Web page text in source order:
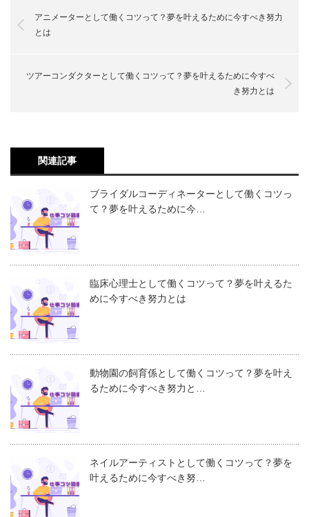
アニメーターとして働くコツって？夢を叶えるために今すべき努力
とは
ツアーコンダクターとして働くコツって？夢を叶えるために今すべ
き努力とは
関連記事
ブライダルコーディネーターとして働くコツっ
て？夢を叶えるために今…
臨床心理士として働くコツって？夢を叶えるた
めに今すべき努力とは
動物園の飼育係として働くコツって？夢を叶え
るために今すべき努力と…
ネイルアーティストとして働くコツって？夢を
叶えるために今すべき努…